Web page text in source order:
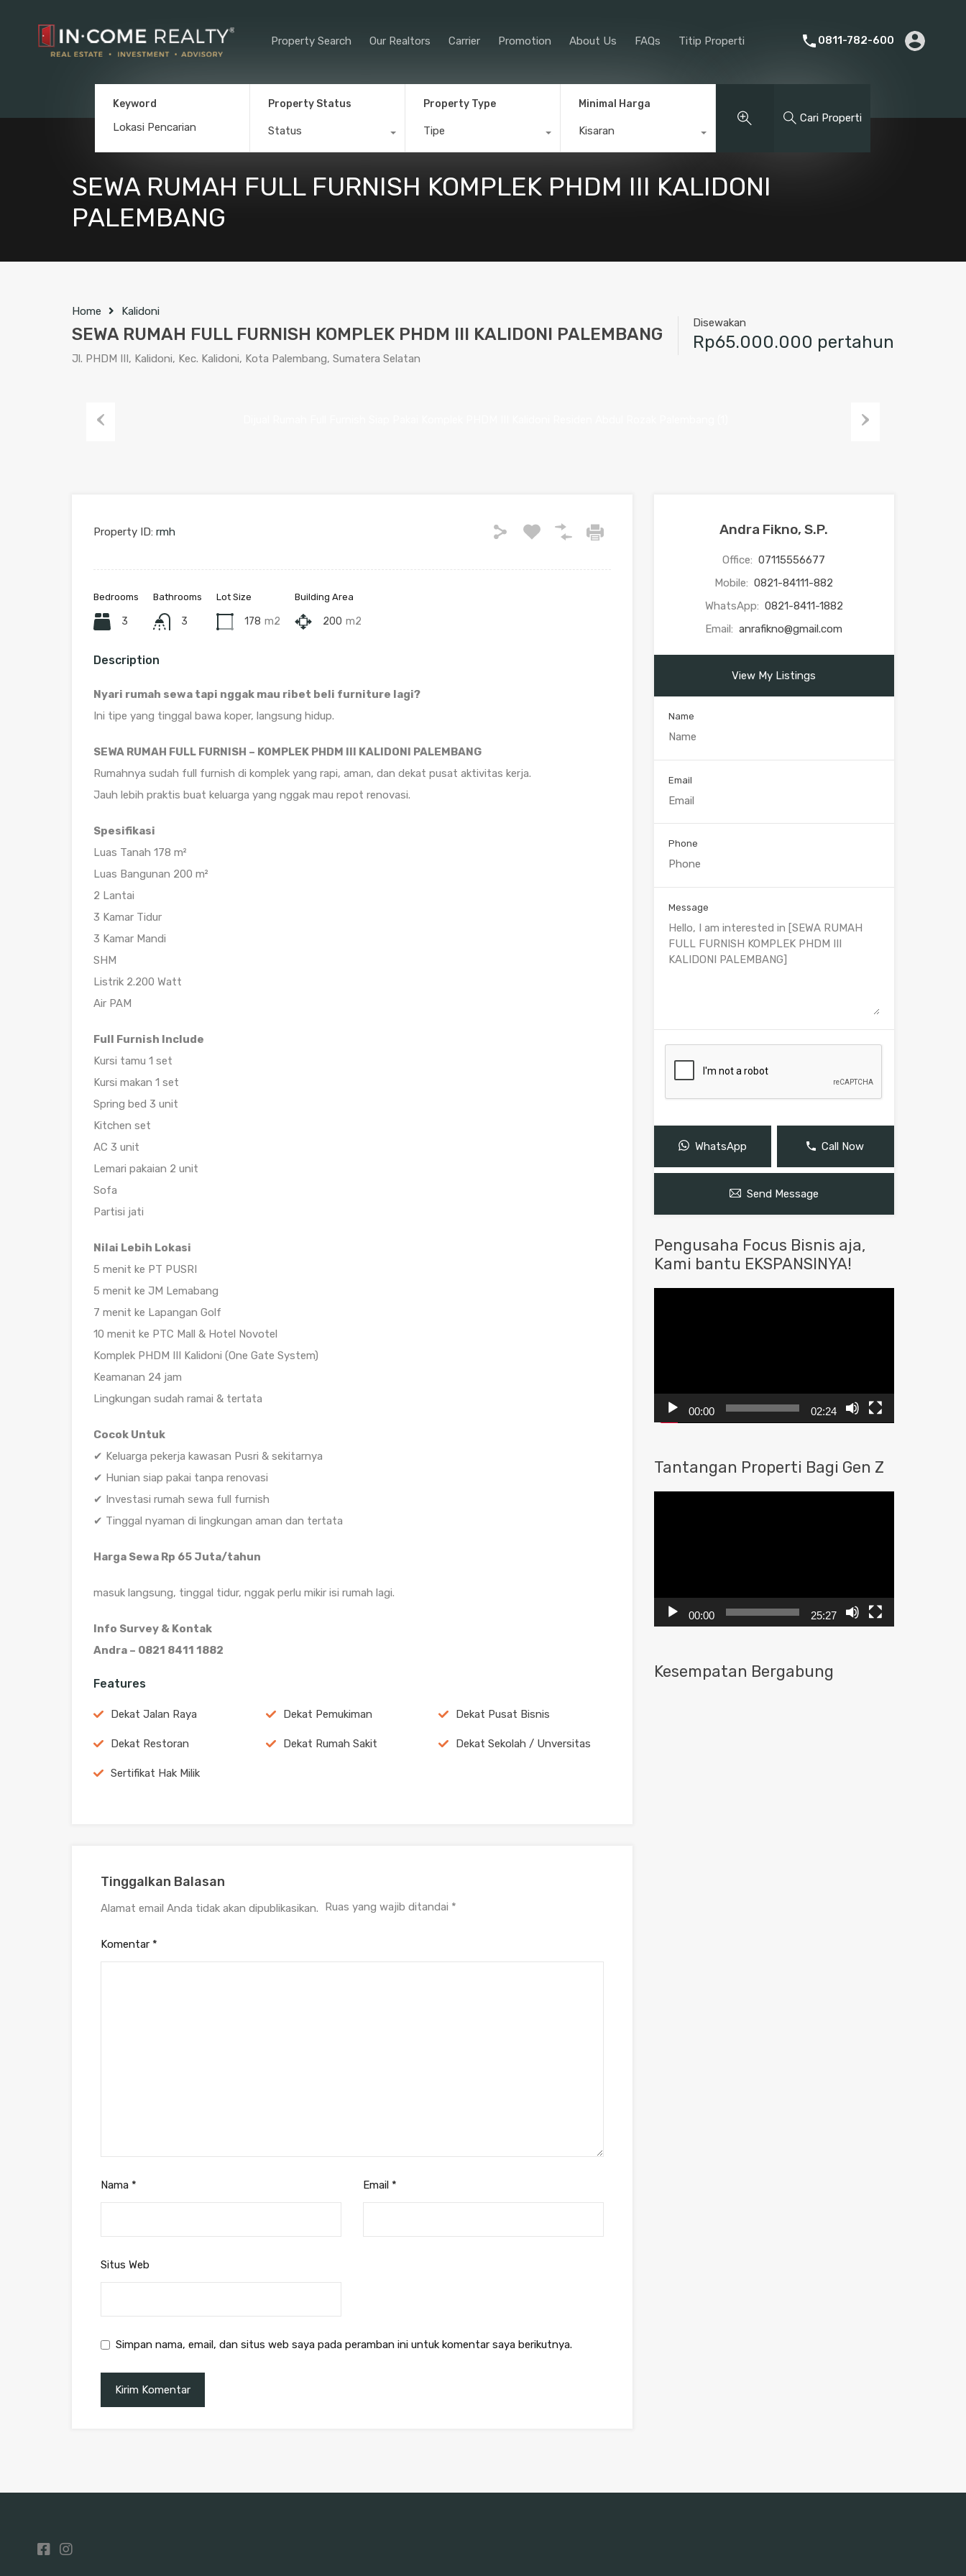
Property Search
Our Realtors Carrier Promotion About Us FAQs Titip Properti 0811-782-600
Keyword Property Status
Status
Property Type
Tipe
Minimal Harga
Kisaran
Cari Properti
SEWA RUMAH FULL FURNISH KOMPLEK PHDM III KALIDONI
PALEMBANG
Home Kalidoni
SEWA RUMAH FULL FURNISH KOMPLEK PHDM III KALIDONI PALEMBANG
Jl. PHDM III, Kalidoni, Kec. Kalidoni, Kota Palembang, Sumatera Selatan
Disewakan
Rp65.000.000 pertahun
Property ID: rmh
Bedrooms
3
Bathrooms
3
Lot Size
178 m2
Building Area
200 m2
Description
Nyari rumah sewa tapi nggak mau ribet beli furniture lagi?
Ini tipe yang tinggal bawa koper, langsung hidup.
SEWA RUMAH FULL FURNISH – KOMPLEK PHDM III KALIDONI PALEMBANG
Rumahnya sudah full furnish di komplek yang rapi, aman, dan dekat pusat aktivitas kerja.
Jauh lebih praktis buat keluarga yang nggak mau repot renovasi.
Spesifikasi
Luas Tanah 178 m²
Luas Bangunan 200 m²
2 Lantai
3 Kamar Tidur
3 Kamar Mandi
SHM
Listrik 2.200 Watt
Air PAM
Full Furnish Include
Kursi tamu 1 set
Kursi makan 1 set
Spring bed 3 unit
Kitchen set
AC 3 unit
Lemari pakaian 2 unit
Sofa
Partisi jati
Nilai Lebih Lokasi
5 menit ke PT PUSRI
5 menit ke JM Lemabang
7 menit ke Lapangan Golf
10 menit ke PTC Mall & Hotel Novotel
Komplek PHDM III Kalidoni (One Gate System)
Keamanan 24 jam
Lingkungan sudah ramai & tertata
Cocok Untuk
✔ Keluarga pekerja kawasan Pusri & sekitarnya
✔ Hunian siap pakai tanpa renovasi
✔ Investasi rumah sewa full furnish
✔ Tinggal nyaman di lingkungan aman dan tertata
Harga Sewa Rp 65 Juta/tahun
masuk langsung, tinggal tidur, nggak perlu mikir isi rumah lagi.
Info Survey & Kontak
Andra – 0821 8411 1882
Features
Dekat Jalan Raya Dekat Pemukiman Dekat Pusat Bisnis
Dekat Restoran Dekat Rumah Sakit Dekat Sekolah / Unversitas
Sertifikat Hak Milik
Tinggalkan Balasan
Alamat email Anda tidak akan dipublikasikan. Ruas yang wajib ditandai *
Komentar *
Nama * Email *
Situs Web
Simpan nama, email, dan situs web saya pada peramban ini untuk komentar saya berikutnya.
Andra Fikno, S.P.
Office: 07115556677
Mobile: 0821-84111-882
WhatsApp: 0821-8411-1882
Email: anrafikno@gmail.com
View My Listings
Name
Email
Phone
Message
WhatsApp Call Now
Send Message
Pengusaha Focus Bisnis aja,
Kami bantu EKSPANSINYA!
00:00 02:24
Tantangan Properti Bagi Gen Z
00:00 25:27
Kesempatan Bergabung